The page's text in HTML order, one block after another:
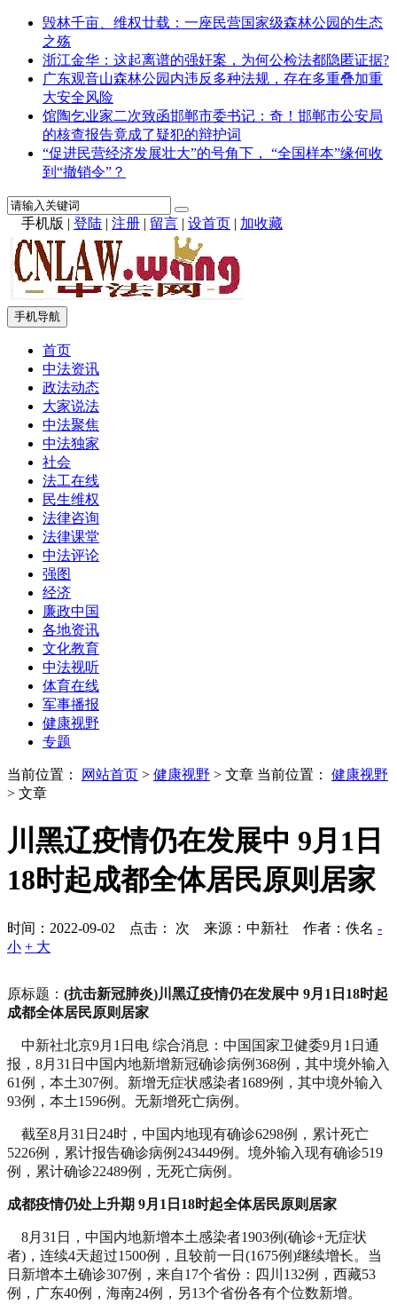
毁林千亩、维权廿载：一座民营国家级森林公园的生态
之殇
浙江金华：这起离谱的强奸案，为何公检法都隐匿证据?
广东观音山森林公园内违反多种法规，存在多重叠加重
大安全风险
馆陶乞业家二次致函邯郸市委书记：奇！邯郸市公安局
的核查报告竟成了疑犯的辩护词
“促进民营经济发展壮大”的号角下， “全国样本”缘何收
到“撤销令”？
手机版 | 登陆 | 注册 | 留言 | 设首页 | 加收藏
手机导航
首页
中法资讯
政法动态
大家说法
中法聚焦
中法独家
社会
法工在线
民生维权
法律咨询
法律课堂
中法评论
强图
经济
廉政中国
各地资讯
文化教育
中法视听
体育在线
军事播报
健康视野
专题
当前位置： 网站首页 > 健康视野 > 文章 当前位置： 健康视野
> 文章
川黑辽疫情仍在发展中 9月1日
18时起成都全体居民原则居家
时间：2022-09-02 点击： 次 来源：中新社 作者：佚名 -
小 + 大
原标题： (抗击新冠肺炎)川黑辽疫情仍在发展中 9月1日18时起
成都全体居民原则居家
中新社北京9月1日电 综合消息：中国国家卫健委9月1日通
报，8月31日中国内地新增新冠确诊病例368例，其中境外输入
61例，本土307例。新增无症状感染者1689例，其中境外输入
93例，本土1596例。无新增死亡病例。
截至8月31日24时，中国内地现有确诊6298例，累计死亡
5226例，累计报告确诊病例243449例。境外输入现有确诊519
例，累计确诊22489例，无死亡病例。
成都疫情仍处上升期 9月1日18时起全体居民原则居家
8月31日，中国内地新增本土感染者1903例(确诊+无症状
者)，连续4天超过1500例，且较前一日(1675例)继续增长。当
日新增本土确诊307例，来自17个省份：四川132例，西藏53
例，广东40例，海南24例，另13个省份各有个位数新增。